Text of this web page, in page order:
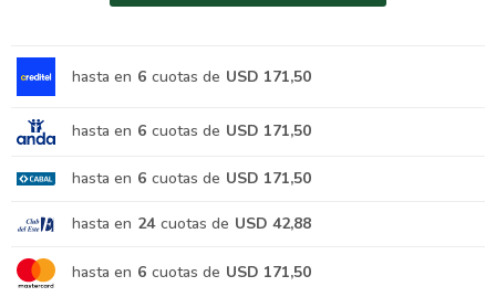
hasta en 6 cuotas de USD 171,50
hasta en 6 cuotas de USD 171,50
hasta en 6 cuotas de USD 171,50
hasta en 24 cuotas de USD 42,88
hasta en 6 cuotas de USD 171,50